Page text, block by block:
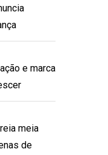
e marca
meia
de